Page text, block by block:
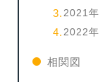
2021年
2022年
相関図